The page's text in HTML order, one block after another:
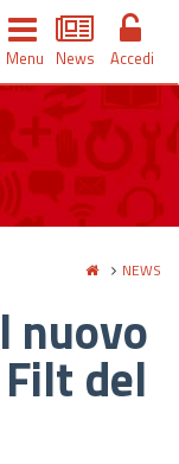
Menu News Accedi
NEWS
nuovo
del